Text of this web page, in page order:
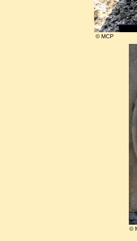
© MCP
©
Robert-
natale, où
Dantan
placé sur la
sa
(1815-1901) et
Robert-